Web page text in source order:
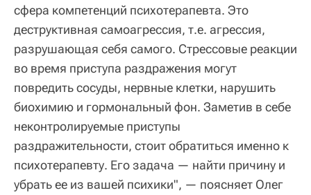
сфера компетенций психотерапевта. Это
деструктивная самоагрессия, т.е. агрессия,
разрушающая себя самого. Стрессовые реакции
во время приступа раздражения могут
повредить сосуды, нервные клетки, нарушить
биохимию и гормональный фон. Заметив в себе
неконтролируемые приступы
раздражительности, стоит обратиться именно к
психотерапевту. Его задача — найти причину и
убрать ее из вашей психики", — поясняет Олег